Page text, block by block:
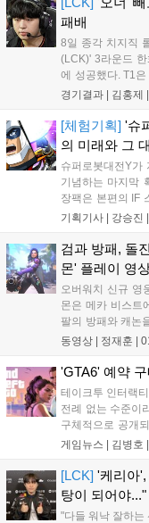
패배
8일 종각 치지직
(LCK)' 3라운드
에 성공했다. T1
'페인터' 김은후를
을 빼냈다....
경기결과 | 김홍제
[체험기획] '슈
의 미래와 그
슈퍼로봇대전Y가
기념하는 마지막
장팩은 본편의 IF
규 참전작과 크로
하는 몰입감 있는
새로운 가능성을
기획기사 | 강승진
검과 방패, 돌
몬' 플레이 영
오버워치 신규 영
몬은 메카 비스트
팔의 방패와 캐논
참격 형태의 궁극
산의 영웅들 업데
동영상 | 정재훈
'GTA6' 예약
테이크투 인터랙
전례 없는 수준이
구체적으로 공개
11월 19일 PS5와
상 'Grand Theft
이다....
게임뉴스 | 김병호
[LCK] '케리아
탕이 되어야..."
"다들 워낙 잘하는